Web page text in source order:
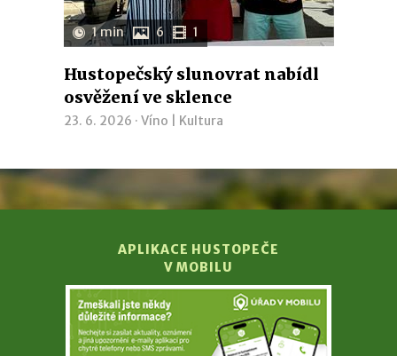
1 min 6 1
Hustopečský slunovrat nabídl
osvěžení ve sklence
23. 6. 2026 · Víno Kultura
APLIKACE HUSTOPEČE
V MOBILU